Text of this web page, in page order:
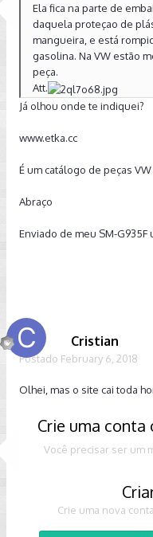
Ela fica na parte de
daquela proteçao de
mangueira, e está
gasolina. Na VW estão
peça.
Att.
Já olhou onde te indiquei?
www.etka.cc
É um catálogo de peças
Abraço
Enviado de meu SM-G935F
Cristian
Postado February 6, 2018
Olhei, mas o site cai toda
Crie uma
Você precisar ser um
Crie uma nova